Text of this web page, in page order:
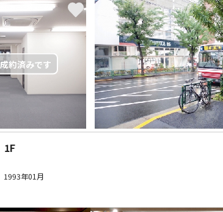
1F
1993年01月